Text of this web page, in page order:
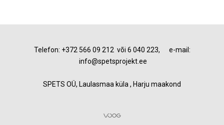
Telefon: +372 566 09 212 või 6 040 223, e-mail:
info@spetsprojekt.ee
SPETS OÜ, Laulasmaa küla , Harju maakond